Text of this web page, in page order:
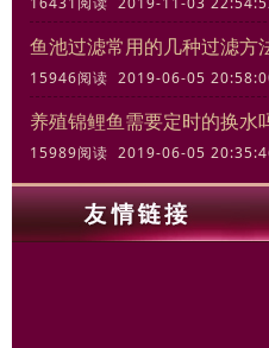
鱼池过滤常用的几种过滤方
15946阅读 2019-06-05
15989阅读 2019-06-05